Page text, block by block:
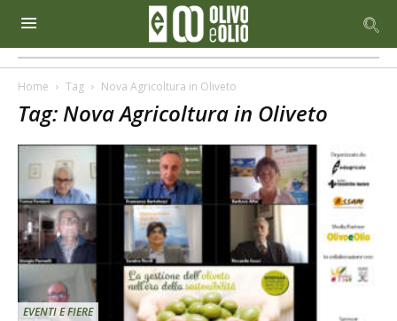
Home Tag Nova Agricoltura in Oliveto
Tag: Nova Agricoltura in Oliveto
EVENTI E FIERE